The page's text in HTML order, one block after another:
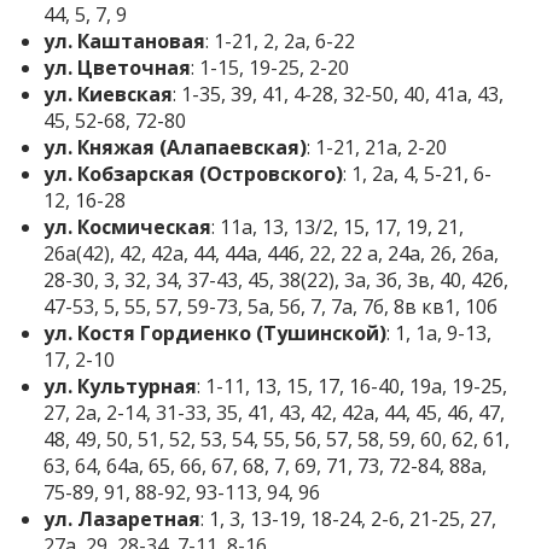
44, 5, 7, 9
ул. Каштановая: 1-21, 2, 2а, 6-22
ул. Цветочная: 1-15, 19-25, 2-20
ул. Киевская: 1-35, 39, 41, 4-28, 32-50, 40, 41а, 43,
45, 52-68, 72-80
ул. Княжая (Алапаевская): 1-21, 21а, 2-20
ул. Кобзарская (Островского): 1, 2а, 4, 5-21, 6-
12, 16-28
ул. Космическая: 11а, 13, 13/2, 15, 17, 19, 21,
26а(42), 42, 42а, 44, 44а, 44б, 22, 22 а, 24а, 26, 26а,
28-30, 3, 32, 34, 37-43, 45, 38(22), 3а, 3б, 3в, 40, 42б,
47-53, 5, 55, 57, 59-73, 5а, 5б, 7, 7а, 7б, 8в кв1, 10б
ул. Костя Гордиенко (Тушинской): 1, 1а, 9-13,
17, 2-10
ул. Культурная: 1-11, 13, 15, 17, 16-40, 19а, 19-25,
27, 2а, 2-14, 31-33, 35, 41, 43, 42, 42а, 44, 45, 46, 47,
48, 49, 50, 51, 52, 53, 54, 55, 56, 57, 58, 59, 60, 62, 61,
63, 64, 64а, 65, 66, 67, 68, 7, 69, 71, 73, 72-84, 88а,
75-89, 91, 88-92, 93-113, 94, 96
ул. Лазаретная: 1, 3, 13-19, 18-24, 2-6, 21-25, 27,